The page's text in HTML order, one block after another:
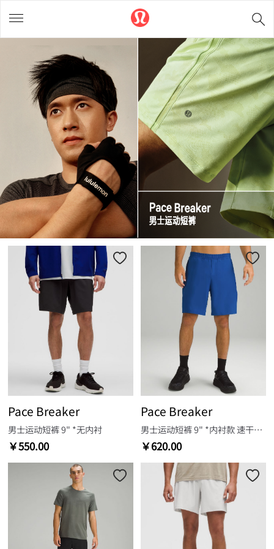
Pace Breaker
男士运动短裤 9" *无内衬
￥550.00
Pace Breaker
男士运动短裤 9" *内衬款 速干芯吸
￥620.00